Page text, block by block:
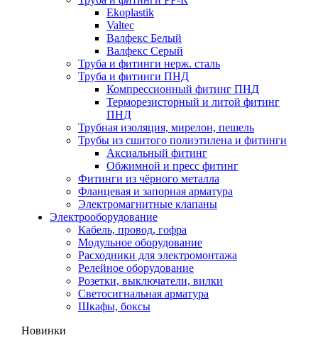
Ekoplastik
Valtec
Валфекс Белый
Валфекс Серый
Труба и фитинги нерж. сталь
Труба и фитинги ПНД
Компрессионный фитинг ПНД
Терморезисторный и литой фитинг
ПНД
Трубная изоляция, мирелон, пешель
Трубы из сшитого полиэтилена и фитинги
Аксиальный фитинг
Обжимной и пресс фитинг
Фитинги из чёрного металла
Фланцевая и запорная арматура
Электромагнитные клапаны
Электрооборудование
Кабель, провод, гофра
Модульное оборудование
Расходники для электромонтажа
Релейное оборудование
Розетки, выключатели, вилки
Светосигнальная арматура
Шкафы, боксы
Новинки